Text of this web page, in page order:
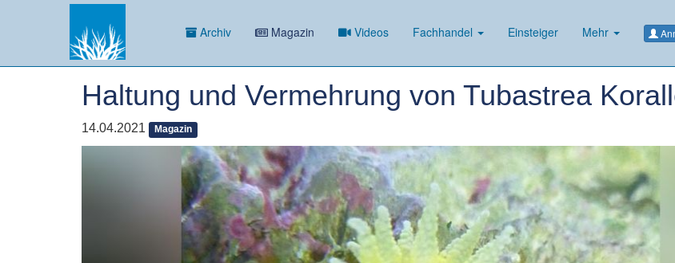
Archiv Magazin Videos Fachhandel Einsteiger Mehr
Haltung und Vermehrung von Tubastrea
14.04.2021 Magazin